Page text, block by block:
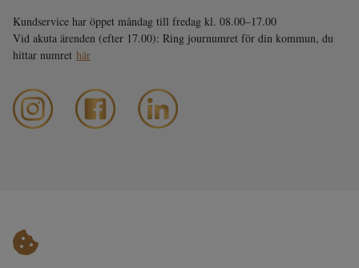
Kundservice har öppet måndag till fredag kl. 08.00–17.00
Vid akuta ärenden (efter 17.00): Ring journumret för din kommun, du
hittar numret här